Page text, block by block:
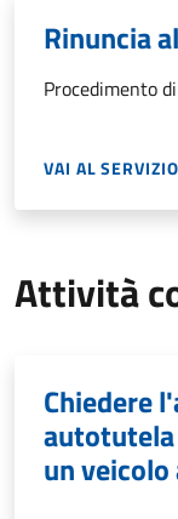
Rinuncia
Procedimento
VAI AL SERVIZIO
Attività
Chiedere
autotutela
un